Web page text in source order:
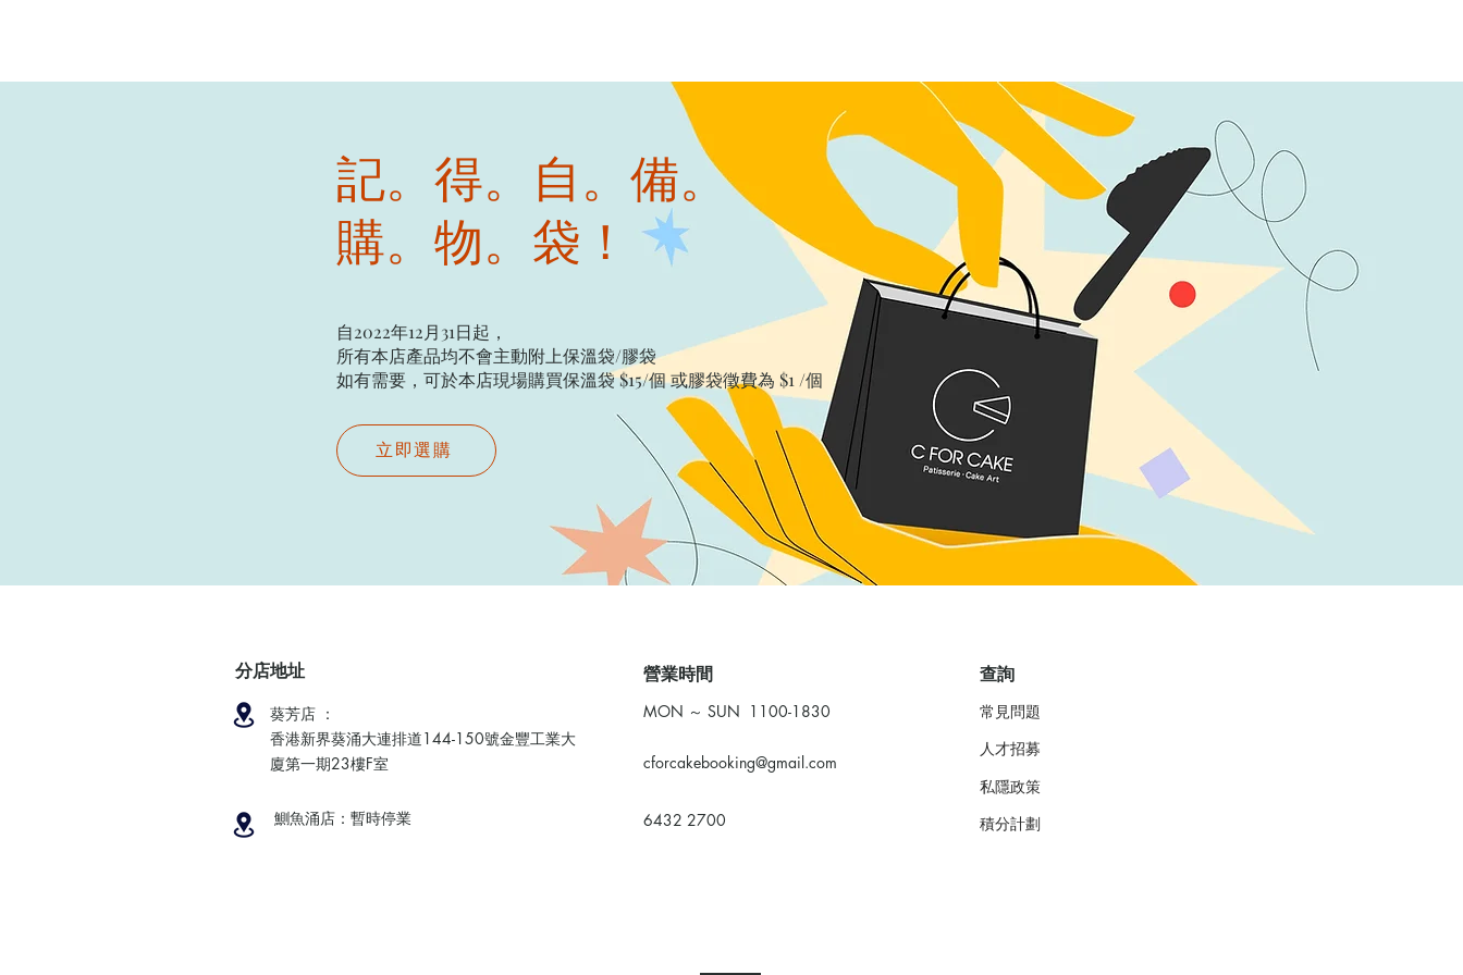
記。得。自。備。
購。物。袋！
自2022年12月31日起，
所有本店產品均不會主動附上保溫袋/膠袋​
如有需要，可於本店現場購買保溫袋 $15/個​ 或膠袋徵費為 $1 /個
立即選購
分店地址
葵芳店 ：
香港新界葵涌大連排道144-150號金豐工業大
廈第一期23樓F室
鰂魚涌店：暫時停業
​營業時間
MON ～ SUN 1100-1830
cforcakebooking@gmail.com
6432 2700
查詢
常見問題
人才招募
私隱政策
​積分計劃